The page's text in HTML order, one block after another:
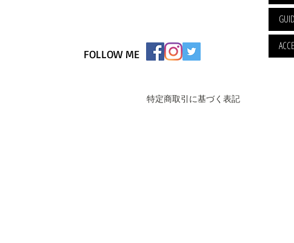
FOLLOW ME
特定商取引に基づく表記